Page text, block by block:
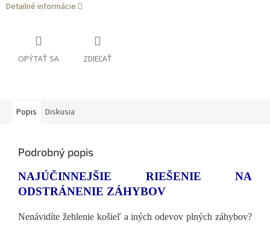
Detailné informácie
OPÝTAŤ SA ZDIEĽAŤ
Popis Diskusia
Podrobný popis
NAJÚČINNEJŠIE RIEŠENIE NA
ODSTRÁNENIE ZÁHYBOV
Nenávidíte žehlenie košieľ a iných odevov plných záhybov?